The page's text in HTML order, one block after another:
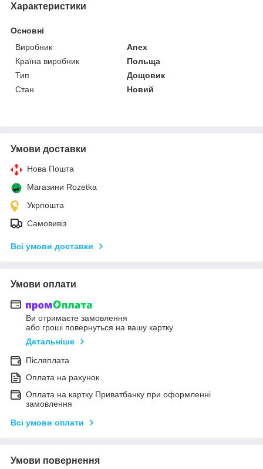
Характеристики
Основні
Виробник
Anex
Країна виробник
Польща
Тип
Дощовик
Стан
Новий
Умови доставки
Нова Пошта
Магазини Rozetka
Укрпошта
Самовивіз
Всі умови доставки
Умови оплати
Ви отримаєте замовлення
або гроші повернуться на вашу картку
Детальніше
Післяплата
Оплата на рахунок
Оплата на картку Приватбанку при оформленні
замовлення
Всі умови оплати
Умови повернення